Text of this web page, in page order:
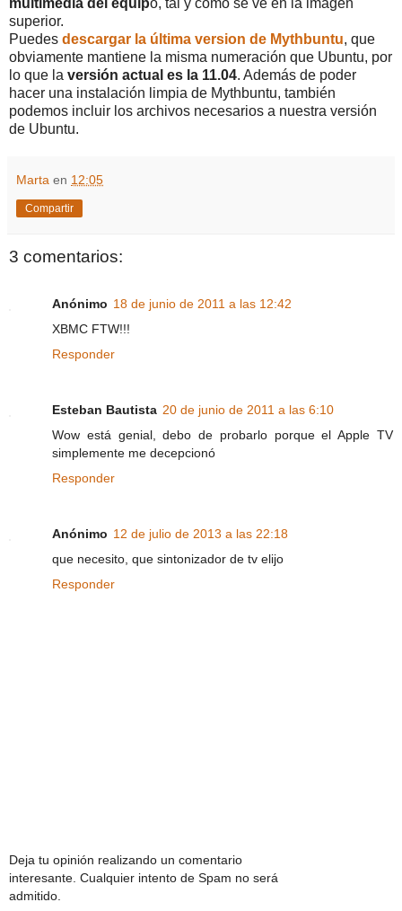
multimedia del equipo, tal y como se ve en la imagen
superior.
Puedes descargar la última version de Mythbuntu, que
obviamente mantiene la misma numeración que Ubuntu, por
lo que la versión actual es la 11.04. Además de poder
hacer una instalación limpia de Mythbuntu, también
podemos incluir los archivos necesarios a nuestra versión
de Ubuntu.
Marta en 12:05
Compartir
3 comentarios:
Anónimo 18 de junio de 2011 a las 12:42
XBMC FTW!!!
Responder
Esteban Bautista 20 de junio de 2011 a las 6:10
Wow está genial, debo de probarlo porque el Apple TV
simplemente me decepcionó
Responder
Anónimo 12 de julio de 2013 a las 22:18
que necesito, que sintonizador de tv elijo
Responder
Deja tu opinión realizando un comentario
interesante. Cualquier intento de Spam no será
admitido.